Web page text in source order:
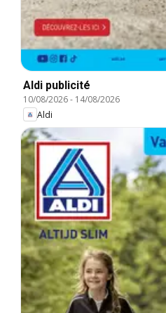
Aldi publicité
10/08/2026- 14/08/2026
Aldi